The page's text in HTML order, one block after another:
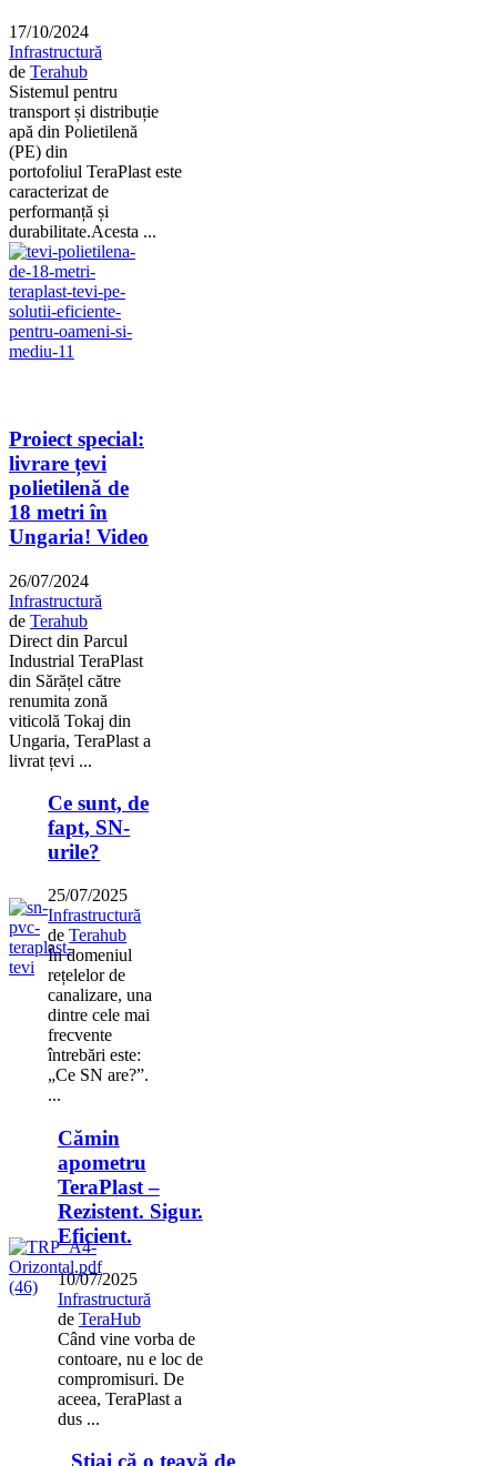
17/10/2024
Infrastructură
de Terahub
Sistemul pentru
transport și distribuție
apă din Polietilenă
(PE) din
portofoliul TeraPlast este
caracterizat de
performanță și
durabilitate.Acesta ...
Proiect special:
livrare țevi
polietilenă de
18 metri în
Ungaria! Video
26/07/2024
Infrastructură
de Terahub
Direct din Parcul
Industrial TeraPlast
din Sărățel către
renumita zonă
viticolă Tokaj din
Ungaria, TeraPlast a
livrat țevi ...
Ce sunt, de
fapt, SN-
urile?
25/07/2025
Infrastructură
de Terahub
În domeniul
rețelelor de
canalizare, una
dintre cele mai
frecvente
întrebări este:
„Ce SN are?”.
...
Cămin
apometru
TeraPlast –
Rezistent. Sigur.
Eficient.
10/07/2025
Infrastructură
de TeraHub
Când vine vorba de
contoare, nu e loc de
compromisuri. De
aceea, TeraPlast a
dus ...
Știai că o țeavă de